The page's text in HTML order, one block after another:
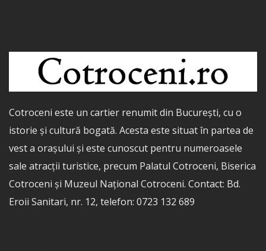
Cotroceni este un cartier renumit din București, cu o
istorie și cultură bogată. Acesta este situat în partea de
vest a orașului și este cunoscut pentru numeroasele
sale atracții turistice, precum Palatul Cotroceni, Biserica
Cotroceni și Muzeul Național Cotroceni. Contact: Bd.
Eroii Sanitari, nr. 12, telefon: 0723 132 689